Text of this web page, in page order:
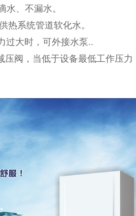
、不漏水。
热系统管道软化水。
过大时，可外接水泵..
压阀，当低于设备最低工作压力